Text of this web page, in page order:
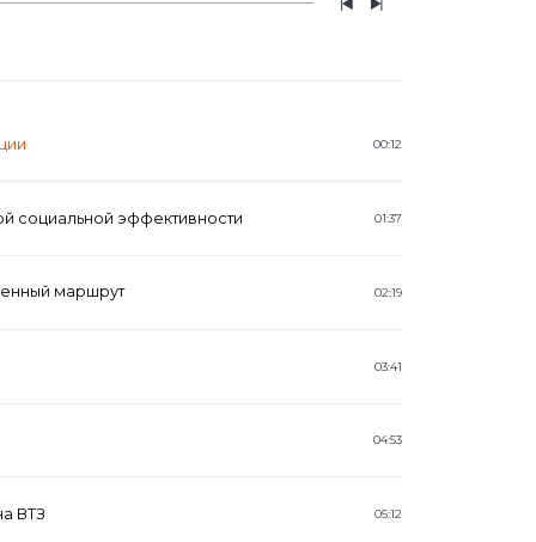
00:12
социальной эффективности 01:37
маршрут 02:19
03:41
04:53
ВТЗ 05:12